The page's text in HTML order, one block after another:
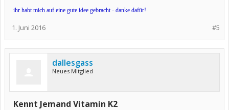
ihr habt mich auf eine gute idee gebracht - danke dafür!
#5
1. Juni 2016
dallesgass
Neues Mitglied
Kennt Jemand Vitamin K2